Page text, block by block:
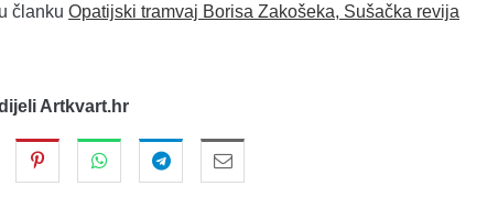
članku Opatijski tramvaj Borisa Zakošeka, Sušačka revija
Artkvart.hr